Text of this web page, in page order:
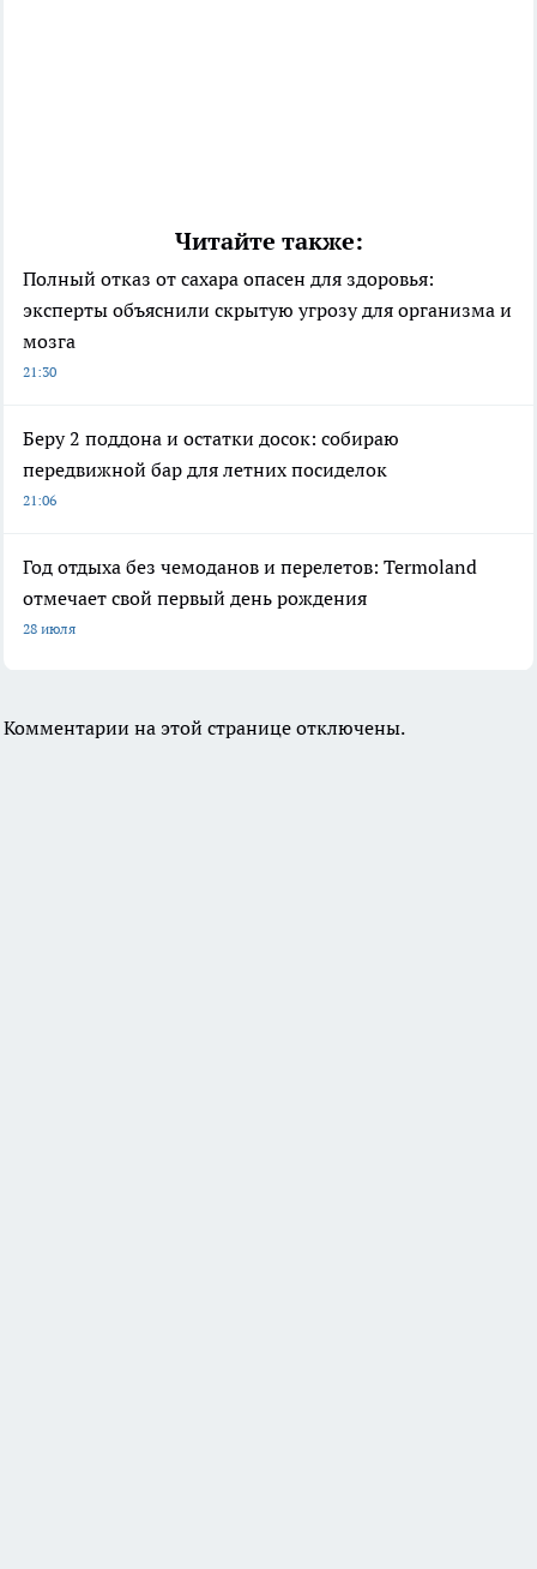
Читайте также:
Полный отказ от сахара опасен для здоровья:
эксперты объяснили скрытую угрозу для организма и
мозга
21:30
Беру 2 поддона и остатки досок: собираю
передвижной бар для летних посиделок
21:06
Год отдыха без чемоданов и перелетов: Termoland
отмечает свой первый день рождения
28 июля
Комментарии на этой странице отключены.